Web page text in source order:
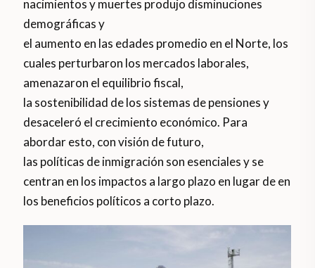
nacimientos y muertes produjo disminuciones
demográficas y
el aumento en las edades promedio en el Norte, los
cuales perturbaron los mercados laborales,
amenazaron el equilibrio fiscal,
la sostenibilidad de los sistemas de pensiones y
desaceleró el crecimiento económico. Para
abordar esto, con visión de futuro,
las políticas de inmigración son esenciales y se
centran en los impactos a largo plazo en lugar de en
los beneficios políticos a corto plazo.